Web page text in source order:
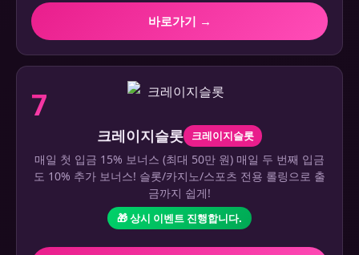
바로가기 →
7
크레이지슬롯 크레이지슬롯
매일 첫 입금 15% 보너스 (최대 50만 원) 매일 두 번째 입금
도 10% 추가 보너스! 슬롯/카지노/스포츠 전용 롤링으로 출
금까지 쉽게!
🎁 상시 이벤트 진행합니다.